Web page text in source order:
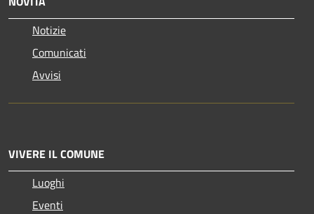
Notizie
Comunicati
Avvisi
VIVERE IL COMUNE
Luoghi
Eventi